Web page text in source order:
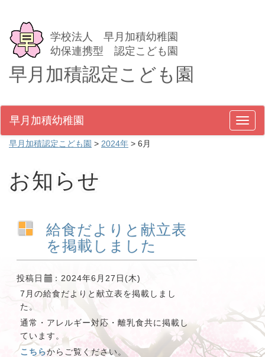
学校法人 早月加積幼稚園
幼保連携型 認定こども園
早月加積認定こども園
メ
ニ
早月加積幼稚園
早月加積認定こども園 > 2024年 > 6月
お知らせ
給食だよりと献立表
を掲載しました
投稿日
：2024年6月27日(木)
7月の給食だよりと献立表を掲載しまし
た。
通常・アレルギー対応・離乳食共に掲載し
ています。
こちらからご覧ください。